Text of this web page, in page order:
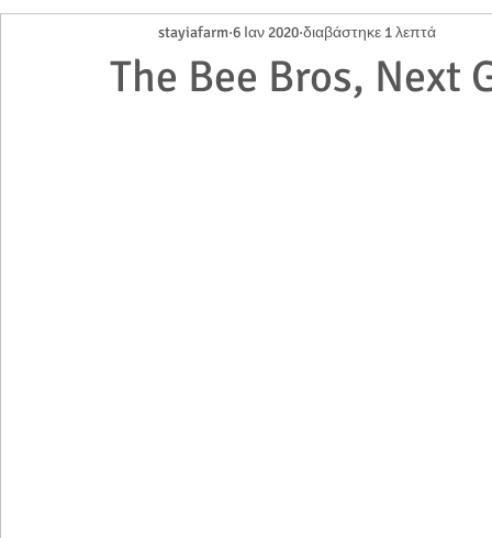
The Bee Bros, Next
stayiafarm 6 Ιαν 2020 διαβάστηκε 1 λεπτά